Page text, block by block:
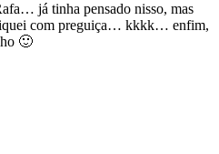
já tinha pensado nisso, mas
com preguiça… kkkk… enfim,
🙂